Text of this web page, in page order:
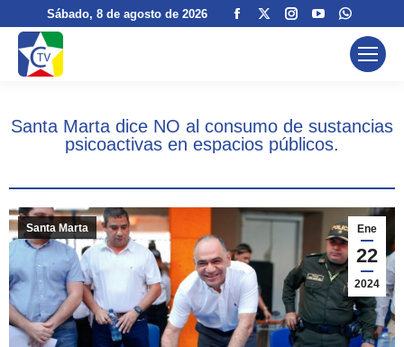
Sábado, 8 de agosto de 2026
Facebook
windowwindow
Instagram
window
YouTube
opens
window
page
opens
window
Santa Marta dice NO al consumo de sustancias
psicoactivas en espacios públicos.
Ene
22
2024
Santa Marta